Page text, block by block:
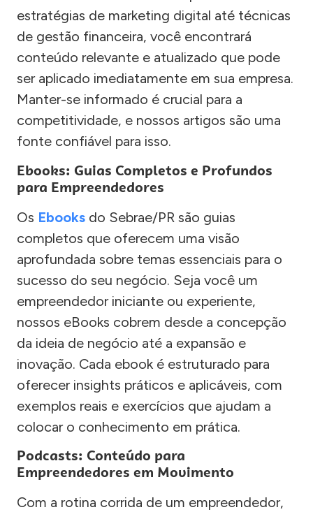
estratégias de marketing digital até técnicas
de gestão financeira, você encontrará
conteúdo relevante e atualizado que pode
ser aplicado imediatamente em sua empresa.
Manter-se informado é crucial para a
competitividade, e nossos artigos são uma
fonte confiável para isso.
Ebooks: Guias Completos e Profundos
para Empreendedores
Os Ebooks do Sebrae/PR são guias
completos que oferecem uma visão
aprofundada sobre temas essenciais para o
sucesso do seu negócio. Seja você um
empreendedor iniciante ou experiente,
nossos eBooks cobrem desde a concepção
da ideia de negócio até a expansão e
inovação. Cada ebook é estruturado para
oferecer insights práticos e aplicáveis, com
exemplos reais e exercícios que ajudam a
colocar o conhecimento em prática.
Podcasts: Conteúdo para
Empreendedores em Movimento
Com a rotina corrida de um empreendedor,